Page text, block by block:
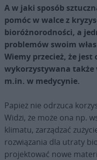
A w jaki sposób
pomóc w walce z
bioróżnorodności, a
problemów swoim
Wiemy przecież, że
wykorzystywana
m.in. w medycynie.
Papież nie odrzuca
Widzi, że może ona np.
klimatu, zarządzać
rozwiązania dla utraty
projektować nowe